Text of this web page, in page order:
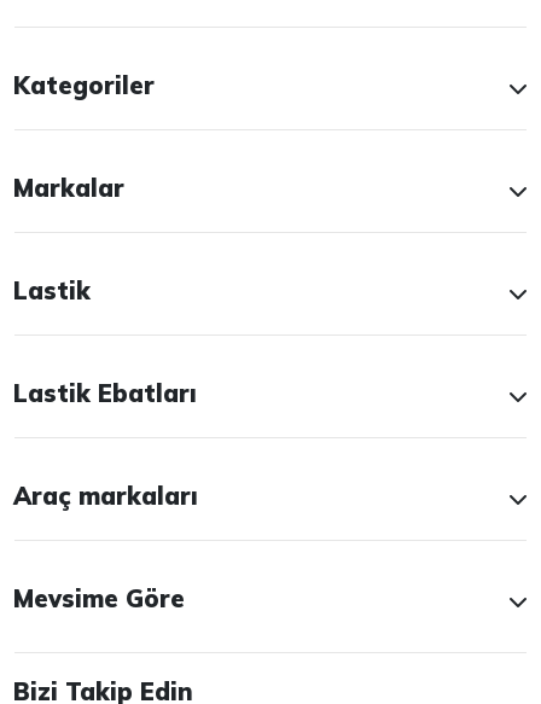
Kategoriler
Markalar
Lastik
Lastik Ebatları
Araç markaları
Mevsime Göre
Bizi Takip Edin